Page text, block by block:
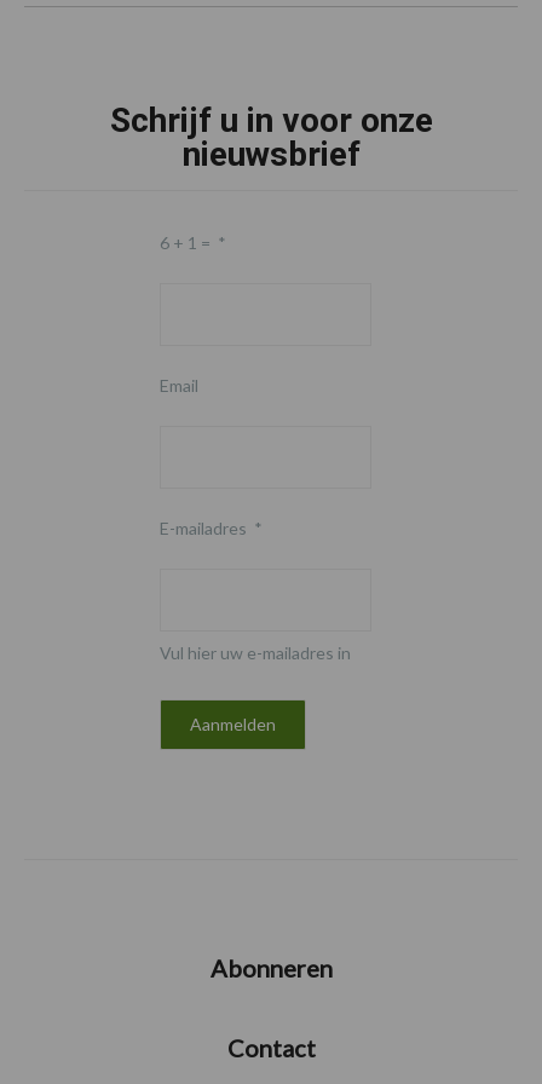
Schrijf u in voor onze
nieuwsbrief
6 + 1 = *
Email
E-mailadres *
Vul hier uw e-mailadres in
Abonneren
Contact